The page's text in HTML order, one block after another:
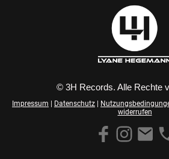
© 3H Records. Alle Rechte
Impressum | Datenschutz |
widerrufen